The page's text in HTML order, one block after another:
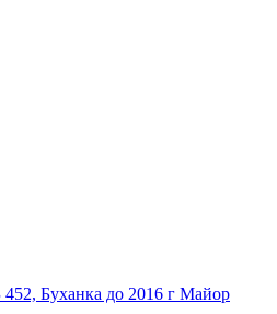
Буханка до 2016 г Майор